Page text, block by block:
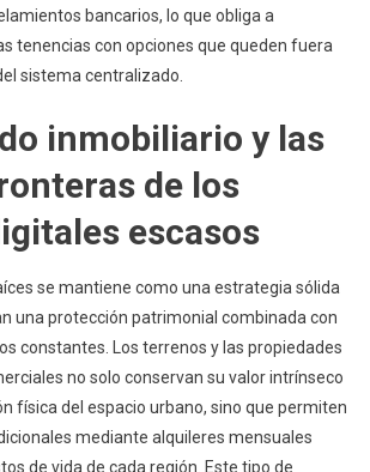
bancarios, lo que obliga a
tenencias con opciones que queden fuera
sistema centralizado.
inmobiliario y las
de los
escasos
se mantiene como una estrategia sólida
una protección patrimonial combinada con
constantes. Los terrenos y las propiedades
no solo conservan su valor intrínseco
física del espacio urbano, sino que permiten
mediante alquileres mensuales
de vida de cada región. Este tipo de